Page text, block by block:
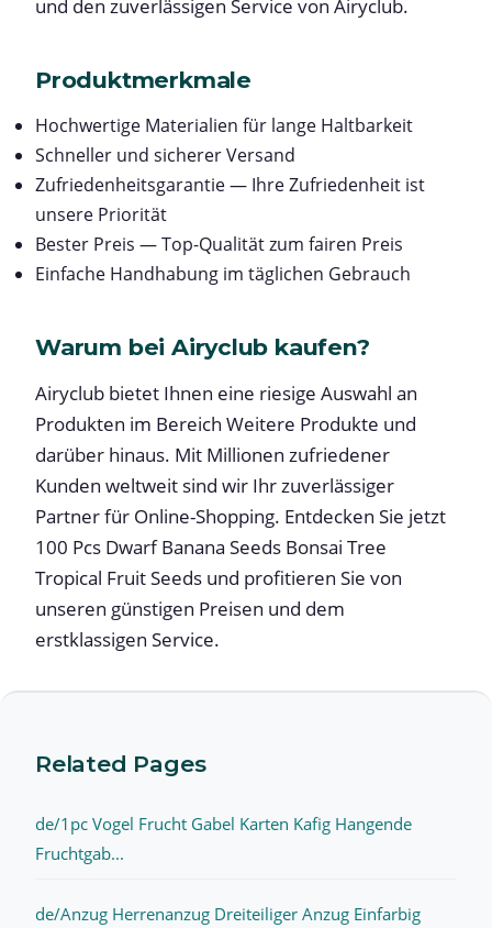
und den zuverlässigen Service von Airyclub.
Produktmerkmale
Hochwertige Materialien für lange Haltbarkeit
Schneller und sicherer Versand
Zufriedenheitsgarantie — Ihre Zufriedenheit ist
unsere Priorität
Bester Preis — Top-Qualität zum fairen Preis
Einfache Handhabung im täglichen Gebrauch
Warum bei Airyclub kaufen?
Airyclub bietet Ihnen eine riesige Auswahl an
Produkten im Bereich Weitere Produkte und
darüber hinaus. Mit Millionen zufriedener
Kunden weltweit sind wir Ihr zuverlässiger
Partner für Online-Shopping. Entdecken Sie jetzt
100 Pcs Dwarf Banana Seeds Bonsai Tree
Tropical Fruit Seeds und profitieren Sie von
unseren günstigen Preisen und dem
erstklassigen Service.
Related Pages
de/1pc Vogel Frucht Gabel Karten Kafig Hangende
Fruchtgab...
de/Anzug Herrenanzug Dreiteiliger Anzug Einfarbig